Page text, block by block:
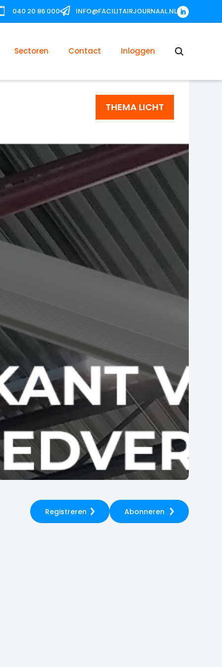
 040 20 86 000 INFO@FACILITAIRJOURNAAL.NL
Sectoren Contact Inloggen
THEMA LICHT
Registreren Abonneren